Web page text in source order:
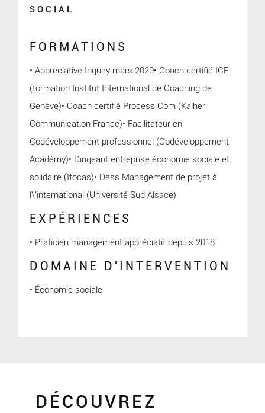
SOCIAL
FORMATIONS
• Appreciative Inquiry mars 2020• Coach certifié ICF
(formation Institut International de Coaching de
Genève)• Coach certifié Process Com (Kalher
Communication France)• Facilitateur en
Codéveloppement professionnel (Codéveloppement
Académy)• Dirigeant entreprise économie sociale et
solidaire (Ifocas)• Dess Management de projet à
l\'international (Université Sud Alsace)
EXPÉRIENCES
• Praticien management appréciatif depuis 2018
DOMAINE D'INTERVENTION
• Économie sociale
DÉCOUVREZ